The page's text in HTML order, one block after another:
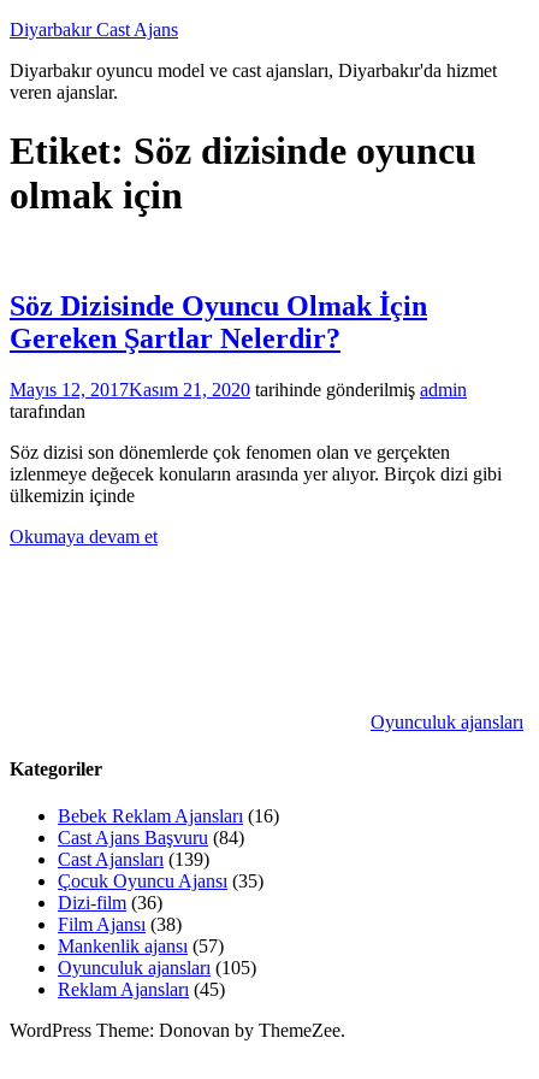
İçeriğe
Diyarbakır Cast Ajans
Diyarbakır oyuncu model ve cast ajansları, Diyarbakır'da hizmet
veren ajanslar.
Etiket: Söz dizisinde oyuncu
olmak için
Söz Dizisinde Oyuncu Olmak İçin
Gereken Şartlar Nelerdir?
Mayıs 12, 2017Kasım 21, 2020 tarihinde gönderilmiş admin
tarafından
Söz dizisi son dönemlerde çok fenomen olan ve gerçekten
izlenmeye değecek konuların arasında yer alıyor. Birçok dizi gibi
ülkemizin içinde
Okumaya devam et
Oyunculuk ajansları
Kategoriler
Bebek Reklam Ajansları (16)
Cast Ajans Başvuru (84)
Cast Ajansları (139)
Çocuk Oyuncu Ajansı (35)
Dizi-film (36)
Film Ajansı (38)
Mankenlik ajansı (57)
Oyunculuk ajansları (105)
Reklam Ajansları (45)
WordPress Theme: Donovan by ThemeZee.